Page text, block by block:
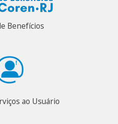
Benefícios
ao Usuário